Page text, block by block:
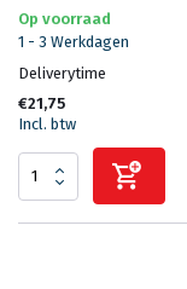
Op voorraad
1 - 3 Werkdagen
Deliverytime
€21,75
Incl. btw